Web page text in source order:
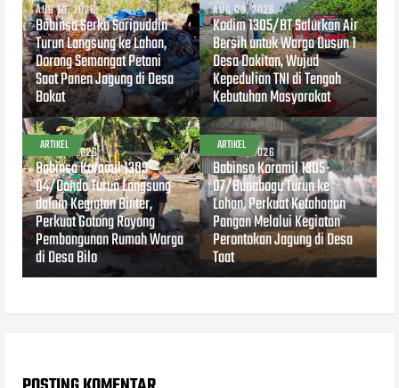
AUG 10, 2026
Babinsa Serka Saripuddin
Turun Langsung ke Lahan,
Dorong Semangat Petani
Saat Panen Jagung di Desa
Bokat
AUG 09, 2026
Kodim 1305/BT Salurkan Air
Bersih untuk Warga Dusun 1
Desa Dakitan, Wujud
Kepedulian TNI di Tengah
Kebutuhan Masyarakat
ARTIKEL
AUG 09, 2026
Babinsa Koramil 1305-
04/Dondo Turun Langsung
dalam Kegiatan Binter,
Perkuat Gotong Royong
Pembangunan Rumah Warga
di Desa Bilo
ARTIKEL
AUG 09, 2026
Babinsa Koramil 1305-
07/Bunobogu Turun ke
Lahan, Perkuat Ketahanan
Pangan Melalui Kegiatan
Perontokan Jagung di Desa
Taat